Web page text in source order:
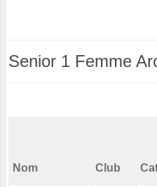
Senior 1 Femme
Nom Club